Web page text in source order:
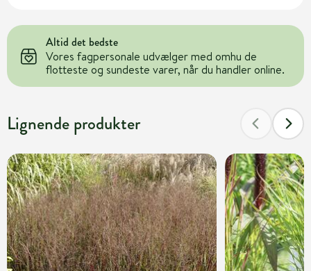
Altid det bedste
Vores fagpersonale udvælger med omhu de
flotteste og sundeste varer, når du handler online.
Lignende produkter